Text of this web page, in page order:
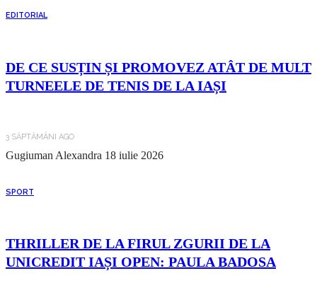
EDITORIAL
DE CE SUSȚIN ȘI PROMOVEZ ATÂT DE MULT
TURNEELE DE TENIS DE LA IAȘI
3 SĂPTĂMÂNI AGO
Gugiuman Alexandra 18 iulie 2026
SPORT
THRILLER DE LA FIRUL ZGURII DE LA
UNICREDIT IAȘI OPEN: PAULA BADOSA